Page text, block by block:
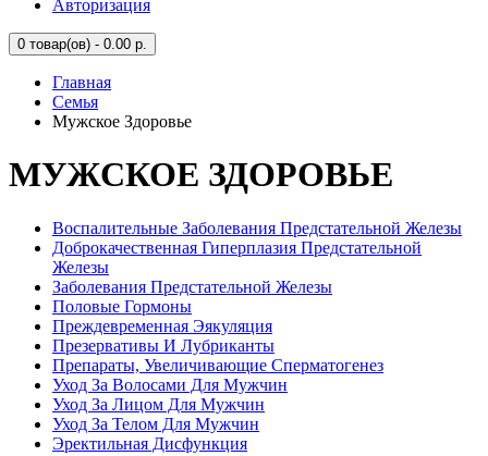
Авторизация
0 товар(ов) - 0.00 р.
Главная
Семья
Мужское Здоровье
МУЖСКОЕ ЗДОРОВЬЕ
Воспалительные Заболевания Предстательной Железы
Доброкачественная Гиперплазия Предстательной
Железы
Заболевания Предстательной Железы
Половые Гормоны
Преждевременная Эякуляция
Презервативы И Лубриканты
Препараты, Увеличивающие Сперматогенез
Уход За Волосами Для Мужчин
Уход За Лицом Для Мужчин
Уход За Телом Для Мужчин
Эректильная Дисфункция